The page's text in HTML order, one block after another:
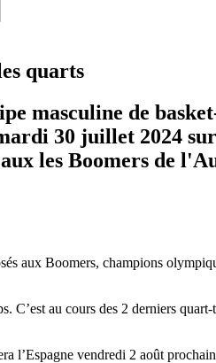
quarts
masculine de
30 juillet 2024
les Boomers de
aux Boomers, champions
au cours des 2 derniers
vendredi 2 août